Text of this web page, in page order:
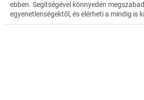
ebben. Segítségével könnyedén
egyenetlenségektől, és elérheti a mindig is